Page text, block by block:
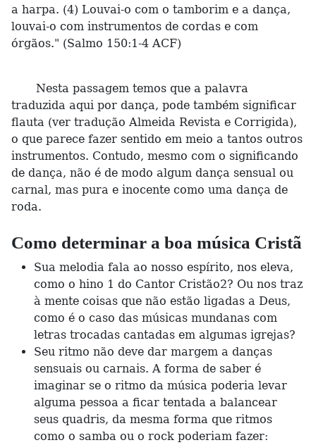
a harpa. (4) Louvai-o com o tamborim e a dança,
louvai-o com instrumentos de cordas e com
órgãos." (Salmo 150:1-4 ACF)
Nesta passagem temos que a palavra
traduzida aqui por dança, pode também significar
flauta (ver tradução Almeida Revista e Corrigida),
o que parece fazer sentido em meio a tantos outros
instrumentos. Contudo, mesmo com o significando
de dança, não é de modo algum dança sensual ou
carnal, mas pura e inocente como uma dança de
roda.
Como determinar a boa música Cristã
Sua melodia fala ao nosso espírito, nos eleva,
como o hino 1 do Cantor Cristão2? Ou nos traz
à mente coisas que não estão ligadas a Deus,
como é o caso das músicas mundanas com
letras trocadas cantadas em algumas igrejas?
Seu ritmo não deve dar margem a danças
sensuais ou carnais. A forma de saber é
imaginar se o ritmo da música poderia levar
alguma pessoa a ficar tentada a balancear
seus quadris, da mesma forma que ritmos
como o samba ou o rock poderiam fazer: